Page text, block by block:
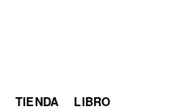
TIENDA LIBRO